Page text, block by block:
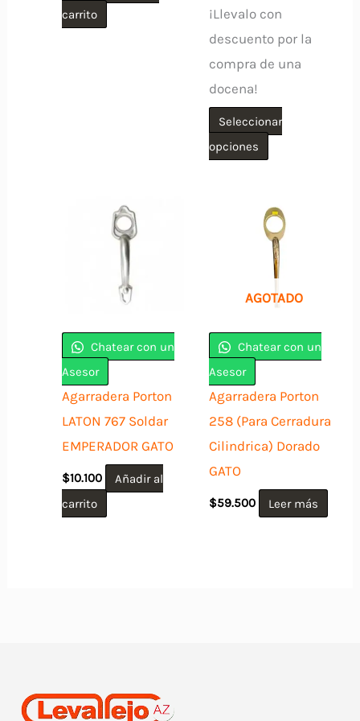
carrito
¡Llevalo con
descuento por la
compra de una
docena!
Seleccionar
opciones
múltiples
variantes.
Las
opciones
pueden
en
la
página
producto
Chatear con un
Asesor
Agarradera Porton
LATON 767 Soldar
EMPERADOR GATO
$10.100
Añadir al
carrito
AGOTADO
Chatear con un
Asesor
Agarradera Porton
258 (Para Cerradura
Cilindrica) Dorado
GATO
$59.500 Leer más